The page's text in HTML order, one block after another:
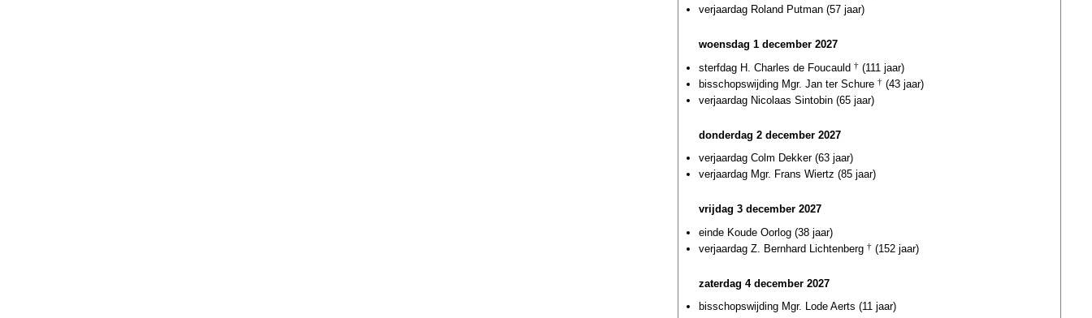
verjaardag Roland Putman (57 jaar)
woensdag 1 december 2027
sterfdag H. Charles de Foucauld † (111 jaar)
bisschopswijding Mgr. Jan ter Schure † (43 jaar)
verjaardag Nicolaas Sintobin (65 jaar)
donderdag 2 december 2027
verjaardag Colm Dekker (63 jaar)
verjaardag Mgr. Frans Wiertz (85 jaar)
vrijdag 3 december 2027
einde Koude Oorlog (38 jaar)
verjaardag Z. Bernhard Lichtenberg † (152 jaar)
zaterdag 4 december 2027
bisschopswijding Mgr. Lode Aerts (11 jaar)